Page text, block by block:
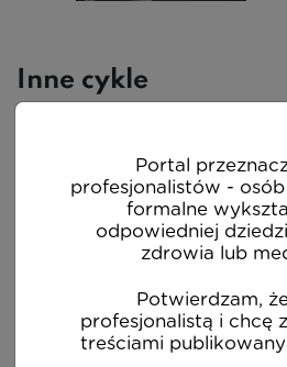
Inne cykle
Portal
profesjonalistów -
formalne
odpowiedniej
zdrowia lub
Potwierdzam,
profesjonalistą i chcę
treściami